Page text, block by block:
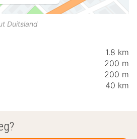
Duitsland
1.8 km
200 m
200 m
40 km